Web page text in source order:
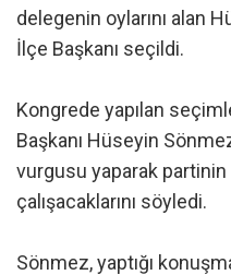
delegenin oylarını alan
İlçe Başkanı seçildi.
Kongrede yapılan
Başkanı Hüseyin
vurgusu yaparak partinin
çalışacaklarını söyledi.
Sönmez, yaptığı